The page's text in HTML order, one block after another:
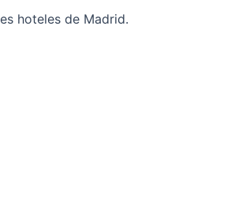
hoteles de Madrid.